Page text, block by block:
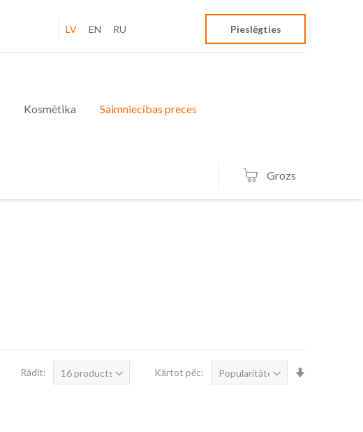
LV EN RU Pieslēgties
Kosmētika Saimniecības preces
Grozs
Rādīt: Kārtot pēc: